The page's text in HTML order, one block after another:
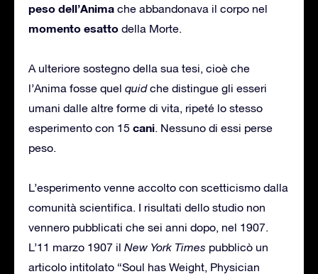
peso dell’Anima che abbandonava il corpo nel
momento esatto della Morte.
A ulteriore sostegno della sua tesi, cioè che
l’Anima fosse quel quidche distingue gli esseri
umani dalle altre forme di vita, ripeté lo stesso
esperimento con 15 cani. Nessuno di essi perse
peso.
L’esperimento venne accolto con scetticismo dalla
comunità scientifica. I risultati dello studio non
vennero pubblicati che sei anni dopo, nel 1907.
L’11 marzo 1907 il New York Times pubblicò un
articolo intitolato “Soul has Weight, Physician